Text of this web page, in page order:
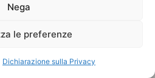
Nega
le preferenze
Dichiarazione sulla Privacy